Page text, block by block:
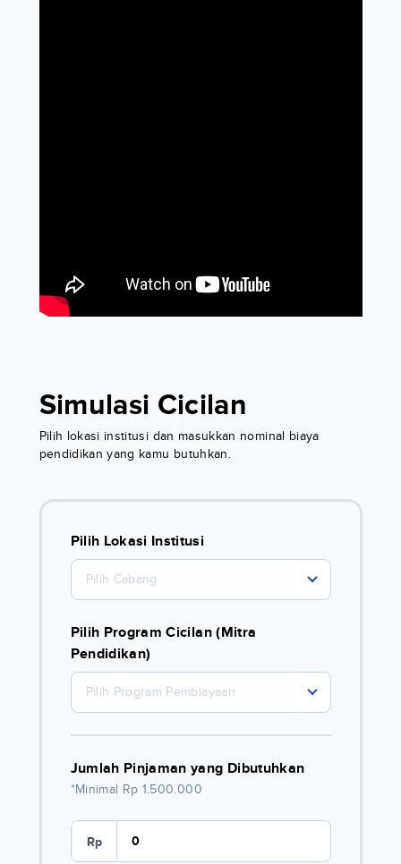
Simulasi Cicilan
Pilih lokasi institusi dan masukkan nominal biaya
pendidikan yang kamu butuhkan.
Pilih Lokasi Institusi
Pilih Cabang
Pilih Program Cicilan (Mitra
Pendidikan)
Pilih Program Pembiayaan
Jumlah Pinjaman yang Dibutuhkan
*Minimal Rp 1.500.000
Rp